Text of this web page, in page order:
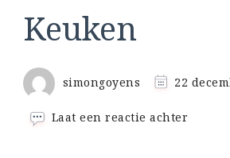
Keuken
simongoyens 22
Laat een reactie achter